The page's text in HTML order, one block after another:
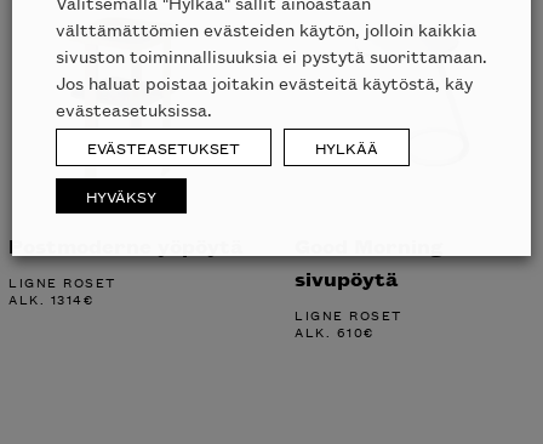
Postmoderne yöpöytä
LIGNE ROSET
ALK. 1314€
sivupöytä
LIGNE ROSET
ALK. 610€
välttämättömien evästeiden käytön, jolloin kaikkia
sivuston toiminnallisuuksia ei pystytä suorittamaan.
Jos haluat poistaa joitakin evästeitä käytöstä, käy
evästeasetuksissa.
EVÄSTEASETUKSET HYLKÄÄ
HYVÄKSY